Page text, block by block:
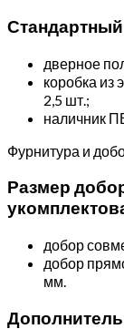
дверное
коробка из
2,5 шт.;
наличник
Фурнитура и
Размер
добор
добор
мм.